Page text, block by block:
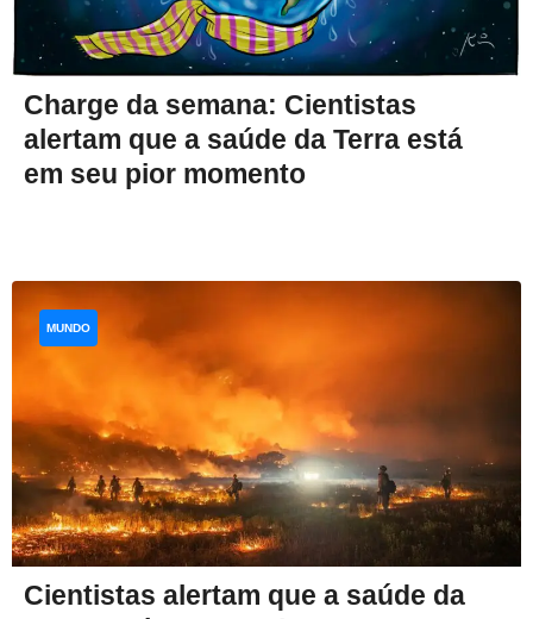
Charge da semana: Cientistas
alertam que a saúde da Terra está
em seu pior momento
Cientistas alertam que a saúde da
MUNDO